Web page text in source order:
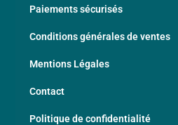
Paiements sécurisés
Conditions générales de ventes
Mentions Légales
Contact
Politique de confidentialité